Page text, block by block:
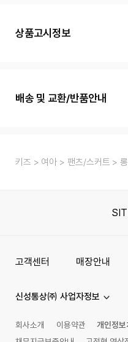
상품고시정보
배송 및 교환/반품안내
키즈 여아 팬츠/스커트
고객센터 매장안내
신성통상㈜ 사업자정보
회사소개 이용약관
개인정보